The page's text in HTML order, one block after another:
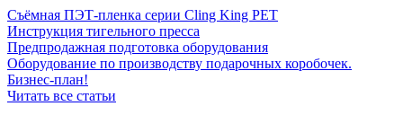
Съёмная ПЭТ-пленка серии Cling King PET
Инструкция тигельного пресса
Предпродажная подготовка оборудования
Оборудование по производству подарочных коробочек.
Бизнес-план!
Читать все статьи